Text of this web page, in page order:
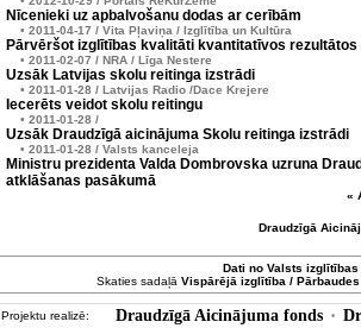
Nīcenieki uz apbalvošanu dodas ar cerībām
• 2011-04-17 / Vita Pļaviņa / Izglītība un Kultūra
Pārvēršot izglītības kvalitāti kvantitatīvos rezultātos
• 2011-02-07 / NRA / Līga Nestere
Uzsāk Latvijas skolu reitinga izstrādi
• 2011-01-28 / Latvijas Radio /Dace Krejere
Iecerēts veidot skolu reitingu
• 2011-01-28 /
Uzsāk Draudzīgā aicinājuma Skolu reitinga izstrādi
• 2011-01-28 / Valsts kanceleja
Ministru prezidenta Valda Dombrovska uzruna
atklāšanas pasākumā
«
Draudzīgā
Dati no Valsts
Skaties sadaļā Vispārējā izglītība /
Projektu realizē: Draudzīgā Aicinājuma fonds •